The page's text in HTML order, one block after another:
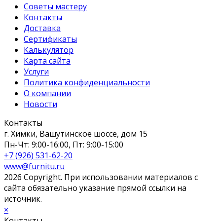
Советы мастеру
Контакты
Доставка
Сертификаты
Калькулятор
Карта сайта
Услуги
Политика конфиденциальности
О компании
Новости
Контакты
г. Химки, Вашутинское шоссе, дом 15
Пн-Чт: 9:00-16:00, Пт: 9:00-15:00
+7 (926) 531-62-20
www@furnitu.ru
2026 Copyright. При использовании материалов с
сайта обязательно указание прямой ссылки на
источник.
×